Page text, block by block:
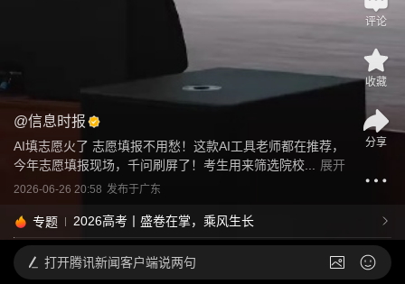
@信息时报
AI填志愿火了 志愿填报不用愁！这款AI工具老师都在推荐，
今年志愿填报现场，千问刷屏了！考生用来筛选院校...
展开
2026-06-26 20:58 发布于广东
专题 2026高考丨盛卷在掌，乘风生长
评论
收藏
分享
打开腾讯新闻客户端说两句